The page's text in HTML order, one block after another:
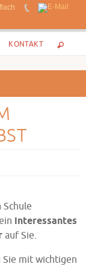
KONTAKT
interessantes
auf Sie.
Sie mit wichtigen